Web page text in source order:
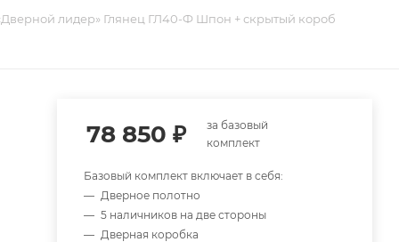
лидер» Глянец ГЛ40-Ф Шпон + скрытый короб
78 850 ₽
за базовый
комплект
Базовый комплект включает в себя:
Дверное полотно
5 наличников на две стороны
Дверная коробка